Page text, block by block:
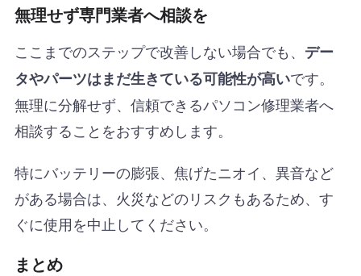
無理せず専門業者へ相談を
ここまでのステップで改善しない場合でも、 デー
タやパーツはまだ生きている可能性が高いです。
無理に分解せず、信頼できるパソコン修理業者へ
相談することをおすすめします。
特にバッテリーの膨張、焦げたニオイ、異音など
がある場合は、火災などのリスクもあるため、す
ぐに使用を中止してください。
まとめ